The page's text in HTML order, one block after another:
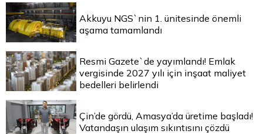
Akkuyu NGS`nin 1. ünitesinde önemli
aşama tamamlandı
Resmi Gazete`de yayımlandı! Emlak
vergisinde 2027 yılı için inşaat maliyet
bedelleri belirlendi
Çin’de gördü, Amasya’da üretime başladı!
Vatandaşın ulaşım sıkıntısını çözdü